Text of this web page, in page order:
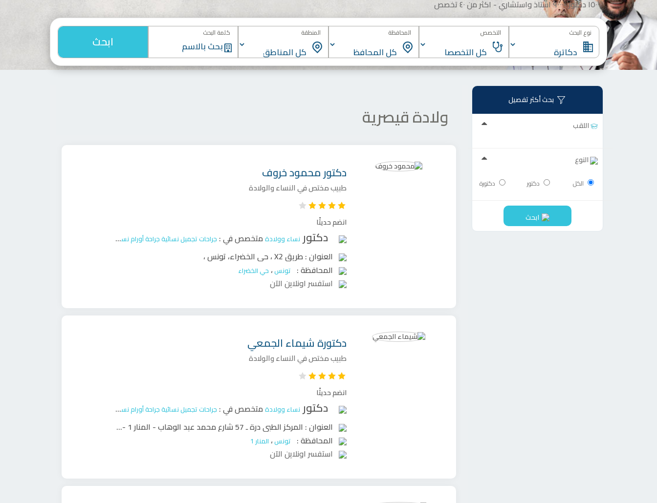
١٥٠٠٠ دكتور -٩٠٠٠ استاذ واستشاري - اكثر من ٤٠ تخصص
نوع البحث التخصص المحافظة المنطقة كلمة البحث ابحث
بحث أكثر تفصيل
اللقب
النوع
الكل دكتور دكتورة
ابحث
ولادة قيصرية
دكتور محمود خروف
طبيب مختص في النساء والولادة
انضم حديثًا
دكتور نساء وولادةمتخصص في : جراحات تجميل نسائيةجراحة أورام نسائية
العنوان :طريق X2 ، حي الخضراء، تونس
،
المحافظة : تونس، حي الخضراء
استفسر اونلاين الآن
دكتورة شيماء الجمعي
طبيب مختص في النساء والولادة
انضم حديثًا
دكتور نساء وولادةمتخصص في : جراحات تجميل نسائيةجراحة أورام نسائية
العنوان : المركز الطبي درة ـ 57 شارع محمد عبد الوهاب - المنار 1 - تونس (بالقرب من المدرسة الخاصة حنبعل وفوق مقهى فيرو جوستو)
المحافظة : تونس، المنار 1
استفسر اونلاين الآن